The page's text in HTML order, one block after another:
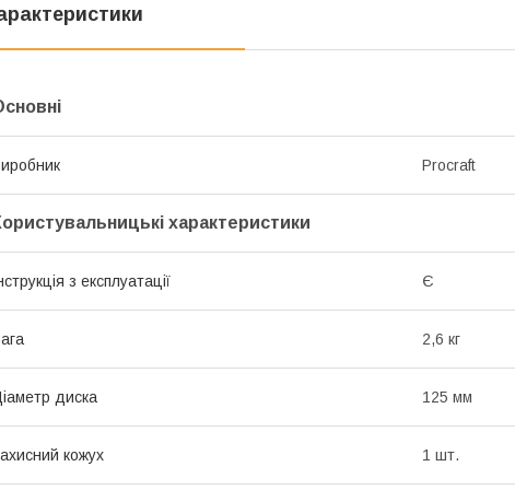
Procraft
характеристики
з експлуатації Є
2,6 кг
диска 125 мм
кожух 1 шт.